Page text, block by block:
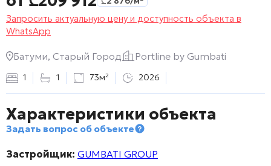
Запросить актуальную цену и доступность объекта в
WhatsApp
Батуми, Старый Город Portline by Gumbati
1 1 73м² 2026
Характеристики объекта
Задать вопрос об объекте
Застройщик: GUMBATI GROUP